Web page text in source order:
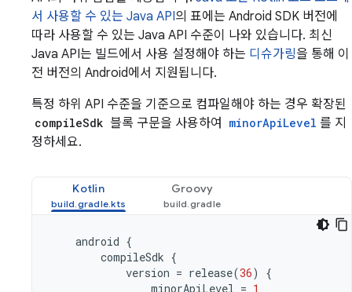
서 사용할 수 있는 Java API의 표에는 Android SDK 버전에
따라 사용할 수 있는 Java API 수준이 나와 있습니다. 최신
Java API는 빌드에서 사용 설정해야 하는 디슈가링을 통해 이
전 버전의 Android에서 지원됩니다.
특정 하위 API 수준을 기준으로 컴파일해야 하는 경우 확장된
compileSdk 블록 구문을 사용하여 minorApiLevel 를 지
정하세요.
Kotlin Groovy
android {
compileSdk {
version = release(36)
{
minorApiLevel = 1